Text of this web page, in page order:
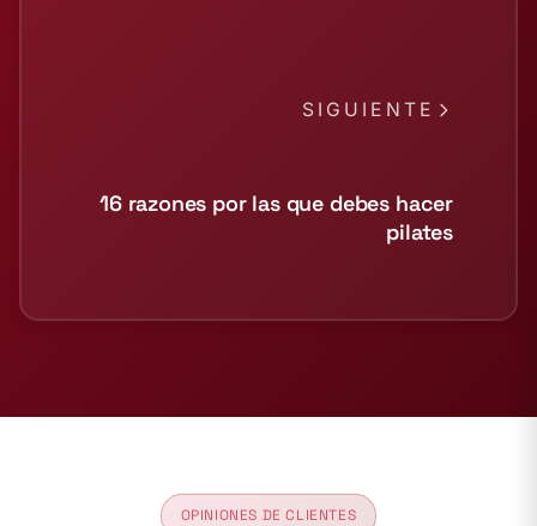
SIGUIENTE
16 razones por las que debes hacer
pilates
OPINIONES DE CLIENTES